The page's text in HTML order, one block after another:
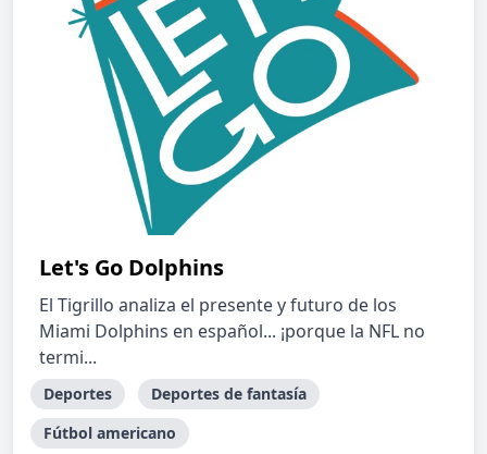
Let's Go Dolphins
El Tigrillo analiza el presente y futuro de los
Miami Dolphins en español... ¡porque la NFL no
termi...
Deportes
Deportes de fantasía
Fútbol americano